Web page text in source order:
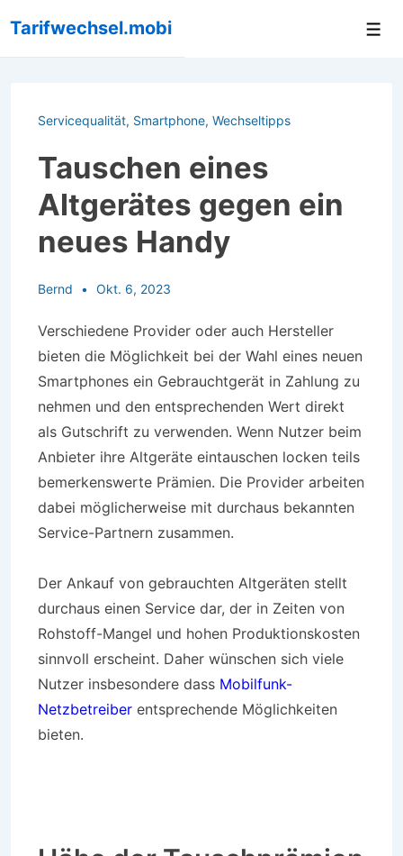
Zum
Tarifwechsel.mobi
Servicequalität, Smartphone, Wechseltipps
Tauschen eines
Altgerätes gegen ein
neues Handy
Bernd Okt. 6, 2023
Verschiedene Provider oder auch Hersteller
bieten die Möglichkeit bei der Wahl eines neuen
Smartphones ein Gebrauchtgerät in Zahlung zu
nehmen und den entsprechenden Wert direkt
als Gutschrift zu verwenden. Wenn Nutzer beim
Anbieter ihre Altgeräte eintauschen locken teils
bemerkenswerte Prämien. Die Provider arbeiten
dabei möglicherweise mit durchaus bekannten
Service-Partnern zusammen.
Der Ankauf von gebrauchten Altgeräten stellt
durchaus einen Service dar, der in Zeiten von
Rohstoff-Mangel und hohen Produktionskosten
sinnvoll erscheint. Daher wünschen sich viele
Nutzer insbesondere dass Mobilfunk-
Netzbetreiber entsprechende Möglichkeiten
bieten.